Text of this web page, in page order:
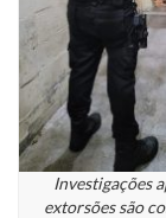
Investigações
extorsões são